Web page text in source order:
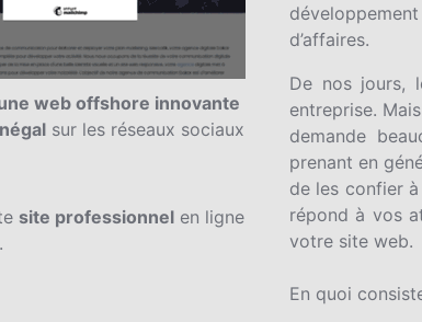
web offshore innovante
sur les réseaux sociaux
site professionnel en ligne
.
d’affaires.
De nos jours,
entreprise.
demande
prenant en
de les confier
répond à vos
votre site web.
En quoi